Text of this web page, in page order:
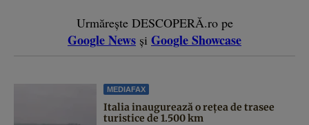
Urmărește DESCOPERĂ.ro pe
Google News și Google Showcase
MEDIAFAX
Italia inaugurează o rețea de trasee
turistice de 1.500 km